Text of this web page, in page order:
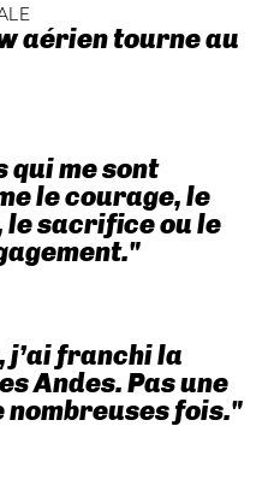
aérien tourne au
qui me sont
le courage, le
sacrifice ou le
j’ai franchi la
Andes. Pas une
nombreuses fois."